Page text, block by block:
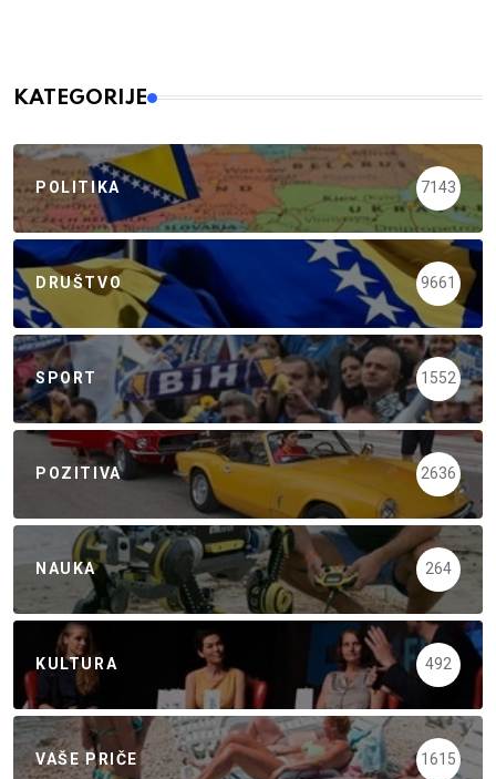
KATEGORIJE
POLITIKA 7143
DRUŠTVO 9661
SPORT 1552
POZITIVA 2636
NAUKA 264
KULTURA 492
VAŠE PRIČE 1615